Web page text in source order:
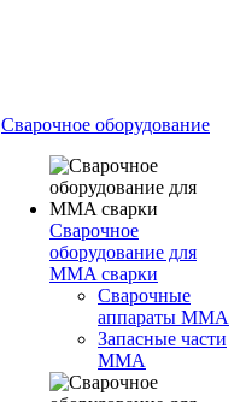
Сварочное оборудование
Сварочное
оборудование для
MMA сварки
Сварочные
аппараты MMA
Запасные части
MMA